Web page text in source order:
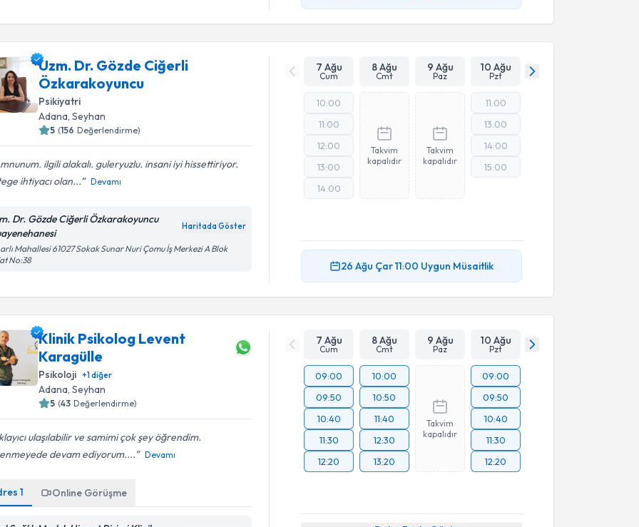
Uzm. Dr. Gözde Ciğerli
Özkarakoyuncu
Psikiyatri
Adana, Seyhan
5 (156 Değerlendirme)
ilgili alakalı. guleryuzlu. insani iyi hissettiriyor.
ihtiyacı olan...
Devamı
Dr. Gözde Ciğerli Özkarakoyuncu
Haritada Göster
Mahallesi 61027 Sokak Sunar Nuri Çomu İş Merkezi A Blok
No:38
7 Ağu
Cum
8 Ağu
Cmt
9 Ağu
Paz
10 Ağu
Pzt
10:00
11:00
12:00
13:00
14:00
Takvim
kapalıdır
Takvim
kapalıdır
11:00
13:00
14:00
15:00
26 Ağu Çar11:00 Uygun Müsaitlik
Klinik Psikolog Levent
Karagülle
Psikoloji +1diğer
Adana, Seyhan
5 (43 Değerlendirme)
ulaşılabilir ve samimi çok şey öğrendim.
devam ediyorum....
Devamı
1 Online Görüşme
7 Ağu
Cum
8 Ağu
Cmt
9 Ağu
Paz
10 Ağu
Pzt
09:00
09:50
10:40
11:30
12:20
10:00
10:50
11:40
12:30
13:20
Takvim
kapalıdır
09:00
09:50
10:40
11:30
12:20